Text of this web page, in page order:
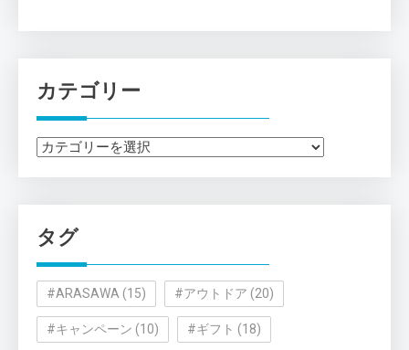
カテゴリー
カ
ー
タグ
#ARASAWA (15) #アウトドア (20)
#キャンペーン (10) #ギフト (18)